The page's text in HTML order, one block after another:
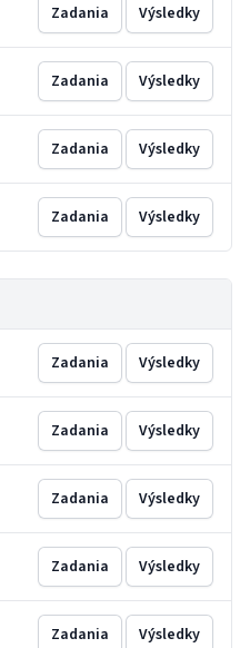
Zadania Výsledky
Zadania Výsledky
Zadania Výsledky
Zadania Výsledky
Zadania Výsledky
Zadania Výsledky
Zadania Výsledky
Zadania Výsledky
Zadania Výsledky